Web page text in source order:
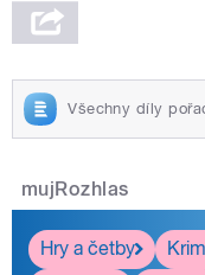
Všechny díly
mujRozhlas
Hry a četby